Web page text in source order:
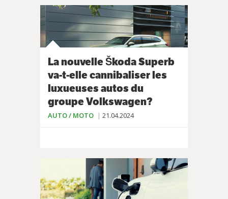
La nouvelle Škoda Superb
va-t-elle cannibaliser les
luxueuses autos du
groupe Volkswagen?
AUTO / MOTO 21.04.2024